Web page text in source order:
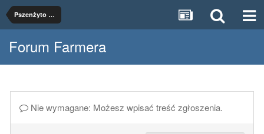
Pszenżyto Meloman
Forum Farmera
Nie wymagane: Możesz wpisać treść zgłoszenia.